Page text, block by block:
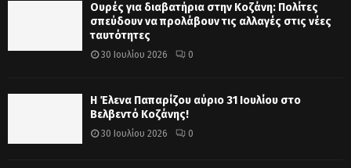
Ουρές για διαβατήρια στην Κοζάνη: Πολίτες
σπεύδουν να προλάβουν τις αλλαγές στις νέες
ταυτότητες
30 Ιουλίου 2026 0
Η Έλενα Παπαρίζου αύριο 31 Ιουλίου στο
Βελβεντό Κοζάνης!
30 Ιουλίου 2026 0